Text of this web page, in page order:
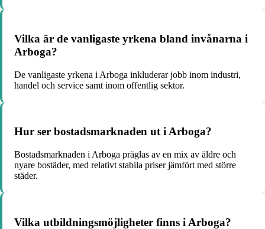
Vilka är de vanligaste yrkena bland invånarna i
Arboga?
De vanligaste yrkena i Arboga inkluderar jobb inom industri,
handel och service samt inom offentlig sektor.
Hur ser bostadsmarknaden ut i Arboga?
Bostadsmarknaden i Arboga präglas av en mix av äldre och
nyare bostäder, med relativt stabila priser jämfört med större
städer.
Vilka utbildningsmöjligheter finns i Arboga?